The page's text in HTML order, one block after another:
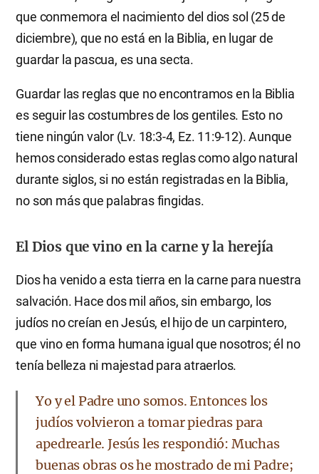
que conmemora el nacimiento del dios sol (25 de
diciembre), que no está en la Biblia, en lugar de
guardar la pascua, es una secta.
Guardar las reglas que no encontramos en la Biblia
es seguir las costumbres de los gentiles. Esto no
tiene ningún valor (Lv. 18:3-4, Ez. 11:9-12). Aunque
hemos considerado estas reglas como algo natural
durante siglos, si no están registradas en la Biblia,
no son más que palabras fingidas.
El Dios que vino en la carne y la herejía
Dios ha venido a esta tierra en la carne para nuestra
salvación. Hace dos mil años, sin embargo, los
judíos no creían en Jesús, el hijo de un carpintero,
que vino en forma humana igual que nosotros; él no
tenía belleza ni majestad para atraerlos.
Yo y el Padre uno somos. Entonces los
judíos volvieron a tomar piedras para
apedrearle. Jesús les respondió: Muchas
buenas obras os he mostrado de mi Padre;